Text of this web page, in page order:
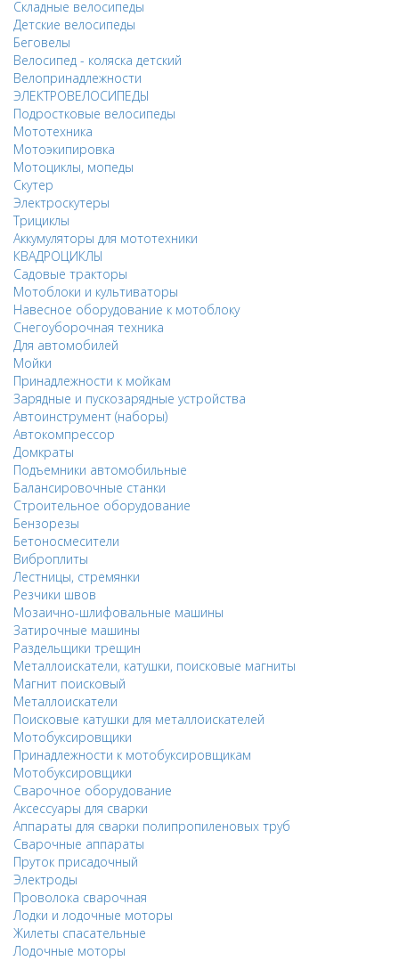
Складные велосипеды
Детские велосипеды
Беговелы
Велосипед - коляска детский
Велопринадлежности
ЭЛЕКТРОВЕЛОСИПЕДЫ
Подростковые велосипеды
Мототехника
Мотоэкипировка
Мотоциклы, мопеды
Скутер
Электроскутеры
Трициклы
Аккумуляторы для мототехники
КВАДРОЦИКЛЫ
Садовые тракторы
Мотоблоки и культиваторы
Навесное оборудование к мотоблоку
Снегоуборочная техника
Для автомобилей
Мойки
Принадлежности к мойкам
Зарядные и пускозарядные устройства
Автоинструмент (наборы)
Автокомпрессор
Домкраты
Подъемники автомобильные
Балансировочные станки
Строительное оборудование
Бензорезы
Бетоносмесители
Виброплиты
Лестницы, стремянки
Резчики швов
Мозаично-шлифовальные машины
Затирочные машины
Раздельщики трещин
Металлоискатели, катушки, поисковые магниты
Магнит поисковый
Металлоискатели
Поисковые катушки для металлоискателей
Мотобуксировщики
Принадлежности к мотобуксировщикам
Мотобуксировщики
Сварочное оборудование
Аксессуары для сварки
Аппараты для сварки полипропиленовых труб
Сварочные аппараты
Пруток присадочный
Электроды
Проволока сварочная
Лодки и лодочные моторы
Жилеты спасательные
Лодочные моторы